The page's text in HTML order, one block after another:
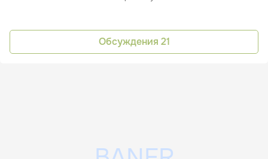
Обсуждения 21